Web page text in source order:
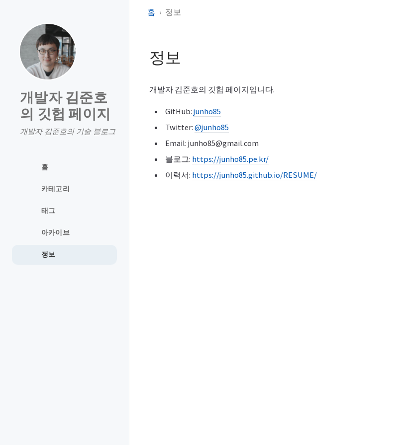
개발자 김준호
의 깃헙 페이지
개발자 김준호의 기술 블로그
홈
카테고리
태그
아카이브
정보
홈 정보
정보
개발자 김준호의 깃헙 페이지입니다.
GitHub: junho85
Twitter: @junho85
Email: junho85@gmail.com
블로그: https://junho85.pe.kr/
이력서: https://junho85.github.io/RESUME/